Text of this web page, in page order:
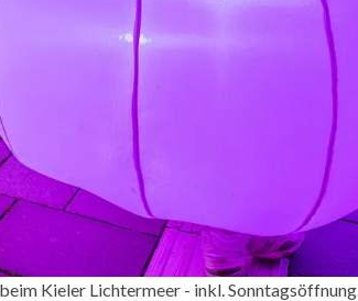
Kieler Lichtermeer - inkl. Sonntagsöffnung.